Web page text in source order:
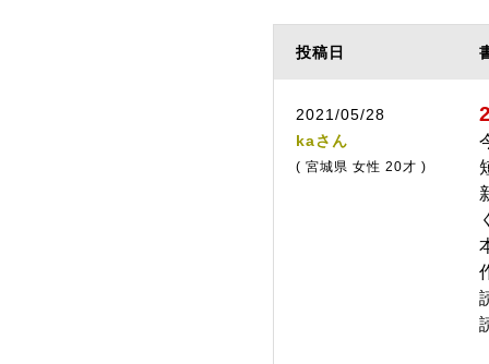
投稿日
2021/05/28
kaさん
( 宮城県 女性 20才 )